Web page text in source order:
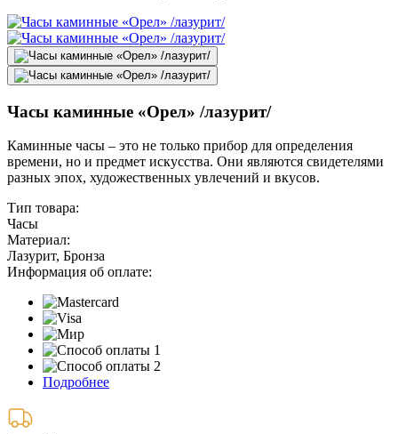
Часы каминные «Орел» /лазурит/
Каминные часы – это не только прибор для определения
времени, но и предмет искусства. Они являются свидетелями
разных эпох, художественных увлечений и вкусов.
Тип товара:
Часы
Материал:
Лазурит, Бронза
Информация об оплате:
Подробнее